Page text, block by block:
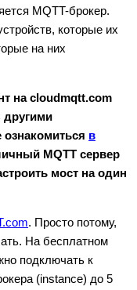
MQTT-брокер.
которые их
на них
на cloudmqtt.com
другими
в
MQTT сервер
мост на один
. Просто потому,
На бесплатном
подключать к
(instance) до 5